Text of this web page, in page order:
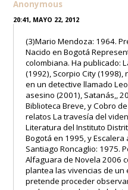
Anonymous
20:41, MAYO 22, 2012
(3)Mario Mendoza: 1964.
Nacido en Bogotá
colombiana. Ha publicado:
(1992), Scorpio City
en un detective llamado
asesino (2001), Satanás,,
Biblioteca Breve, y Cobro
relatos La travesía del
Literatura del Instituto
Bogotá en 1995, y Escalera
Santiago Roncaglio: 1975.
Alfaguara de Novela 2006
plantea las vivencias de un
pretende proceder